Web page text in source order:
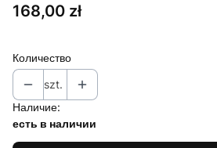
Цена
168,00 zł
Количество
szt.
Наличие:
есть в наличии